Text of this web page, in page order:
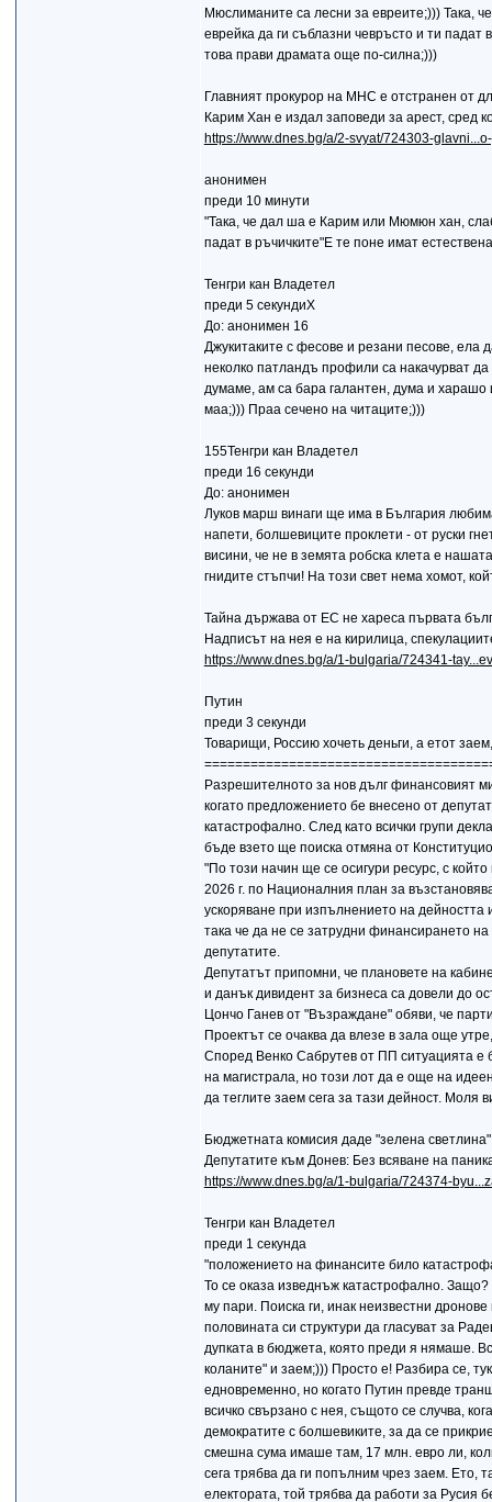
Мюслиманите са лесни за евреите;))) Така,
еврейка да ги съблазни чевръсто и ти
това прави драмата още по-силна;)))
Главният прокурор на МНС е отстранен от
Карим Хан е издал заповеди за арест, сред
https://www.dnes.bg/a/2-svyat/724303-
анонимен
преди 10 минути
"Така, че дал ша е Карим или Мюмюн хан,
падат в ръчичките"Е те поне имат
Тенгри кан Владетел
преди 5 секундиХ
До: анонимен 16
Джукитаките с фесове и резани песове, ела
неколко патландъ профили са накачурват да
думаме, ам са бара галантен, дума и харашо
маа;))) Праа сечено на читаците;)))
155Тенгри кан Владетел
преди 16 секунди
До: анонимен
Луков марш винаги ще има в България
напети, болшевиците проклети - от руски
висини, че не в земята робска клета е
гнидите стъпчи! На този свет нема хомот,
Тайна държава от ЕС не хареса първата
Надписът на нея е на кирилица,
https://www.dnes.bg/a/1-bulgaria/724341-
Путин
преди 3 секунди
Товарищи, Россию хочеть деньги, а етот
Разрешителното за нов дълг финансовият
когато предложението бе внесено от
катастрофално. След като всички групи
бъде взето ще поиска отмяна от
"По този начин ще се осигури ресурс, с
2026 г. по Националния план за
ускоряване при изпълнението на дейността
така че да не се затрудни финансирането
депутатите.
Депутатът припомни, че плановете на
и данък дивидент за бизнеса са довели до
Цончо Ганев от "Възраждане" обяви, че
Проектът се очаква да влезе в зала още
Според Венко Сабрутев от ПП ситуацията
на магистрала, но този лот да е още на
да теглите заем сега за тази дейност.
Бюджетната комисия даде "зелена
Депутатите към Донев: Без всяване на
https://www.dnes.bg/a/1-bulgaria/724374-
Тенгри кан Владетел
преди 1 секунда
"положението на финансите било
То се оказа изведнъж катастрофално.
му пари. Поиска ги, инак неизвестни
половината си структури да гласуват за
дупката в бюджета, която преди я нямаше.
коланите" и заем;))) Просто е! Разбира се,
едновременно, но когато Путин превде
всичко свързано с нея, същото се случва,
демократите с болшевиките, за да се
смешна сума имаше там, 17 млн. евро ли,
сега трябва да ги попълним чрез заем. Ето,
електората, той трябва да работи за Русия